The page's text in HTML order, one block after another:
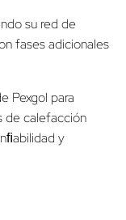
su red de
fases adicionales
Pexgol para
de calefacción
y